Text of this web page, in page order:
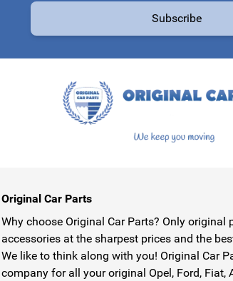
Subscribe
Original Car Parts
Why choose Original Car Parts? Only original
accessories at the sharpest prices and the
We like to think along with you! Original Car
company for all your original Opel, Ford, Fiat,